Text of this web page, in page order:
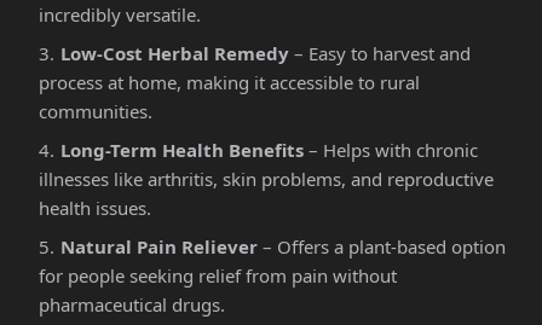
incredibly versatile.
Low-Cost Herbal Remedy – Easy to harvest and
process at home, making it accessible to rural
communities.
Long-Term Health Benefits – Helps with chronic
illnesses like arthritis, skin problems, and reproductive
health issues.
Natural Pain Reliever – Offers a plant-based option
for people seeking relief from pain without
pharmaceutical drugs.